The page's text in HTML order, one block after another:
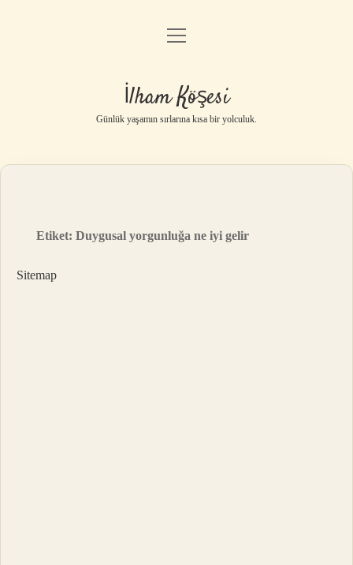
Anasayfa
Yasal Uyarı
menüyü
İlham Köşesi
Günlük yaşamın sırlarına kısa bir yolculuk.
Etiket:Duygusal yorgunluğa ne iyi gelir
Sitemap